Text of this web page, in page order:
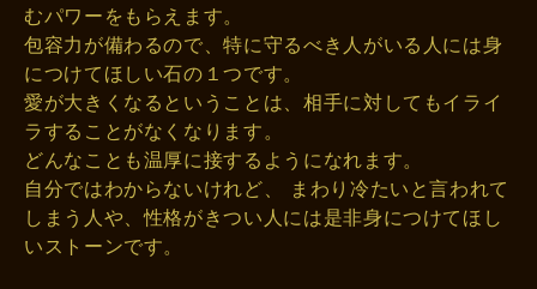
むパワーをもらえます。
包容力が備わるので、特に守るべき人がいる人には身
につけてほしい石の１つです。
愛が大きくなるということは、相手に対してもイライ
ラすることがなくなります。
どんなことも温厚に接するようになれます。
自分ではわからないけれど、 まわり冷たいと言われて
しまう人や、性格がきつい人には是非身につけてほし
いストーンです。